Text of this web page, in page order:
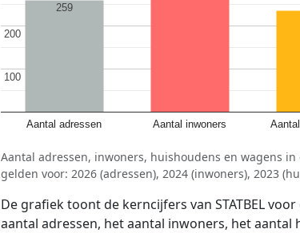
Aantal adressen Aantal inwoners
100
100
200
200
259
Aantal adressen, inwoners, huishoudens en wagens
gelden voor: 2026 (adressen), 2024 (inwoners), 2023
De grafiek toont de kerncijfers van STATBEL
aantal adressen, het aantal inwoners, het aantal